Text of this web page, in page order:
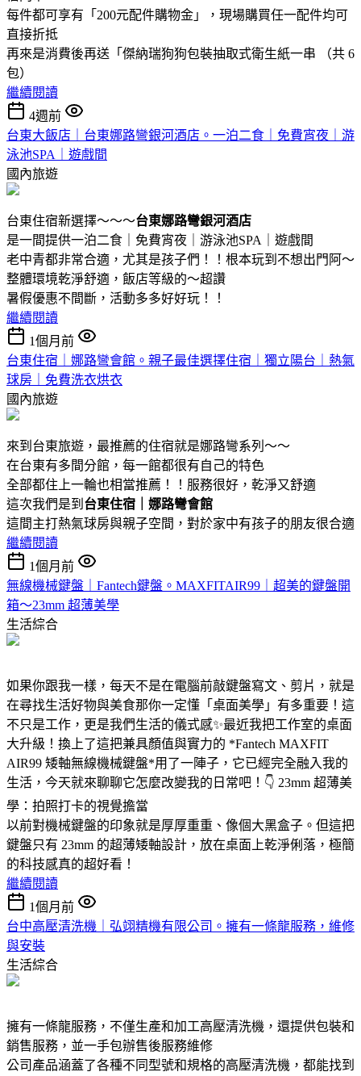
每件都可享有「200元配件購物金」，現場購買任一配件均可
直接折抵
再來是消費後再送「傑納瑞狗狗包裝抽取式衛生紙一串 （共 6
包）
繼續閱讀
4週前
台東大飯店｜台東娜路彎銀河酒店。一泊二食｜免費宵夜｜游
泳池SPA｜遊戲間
國內旅遊
台東住宿新選擇～～～台東娜路彎銀河酒店
是一間提供一泊二食｜免費宵夜｜游泳池SPA｜遊戲間
老中青都非常合適，尤其是孩子們！！根本玩到不想出門阿～
整體環境乾淨舒適，飯店等級的～超讚
暑假優惠不間斷，活動多多好好玩！！
繼續閱讀
1個月前
台東住宿｜娜路彎會館。親子最佳選擇住宿｜獨立陽台｜熱氣
球房｜免費洗衣烘衣
國內旅遊
來到台東旅遊，最推薦的住宿就是娜路彎系列～～
在台東有多間分館，每一館都很有自己的特色
全部都住上一輪也相當推薦！！服務很好，乾淨又舒適
這次我們是到 台東住宿｜娜路彎會館
這間主打熱氣球房與親子空間，對於家中有孩子的朋友很合適
繼續閱讀
1個月前
無線機械鍵盤｜Fantech鍵盤。MAXFITAIR99｜超美的鍵盤開
箱～23mm 超薄美學
生活綜合
如果你跟我一樣，每天不是在電腦前敲鍵盤寫文、剪片，就是
在尋找生活好物與美食那你一定懂「桌面美學」有多重要！這
不只是工作，更是我們生活的儀式感✨最近我把工作室的桌面
大升級！換上了這把兼具顏值與實力的 *Fantech MAXFIT
AIR99 矮軸無線機械鍵盤*用了一陣子，它已經完全融入我的
生活，今天就來聊聊它怎麼改變我的日常吧！👇 23mm 超薄美
學：拍照打卡的視覺擔當
以前對機械鍵盤的印象就是厚厚重重、像個大黑盒子。但這把
鍵盤只有 23mm 的超薄矮軸設計，放在桌面上乾淨俐落，極簡
的科技感真的超好看！
繼續閱讀
1個月前
台中高壓清洗機｜弘翊精機有限公司。擁有一條龍服務，維修
與安裝
生活綜合
擁有一條龍服務，不僅生產和加工高壓清洗機，還提供包裝和
銷售服務，並一手包辦售後服務維修
公司產品涵蓋了各種不同型號和規格的高壓清洗機，都能找到